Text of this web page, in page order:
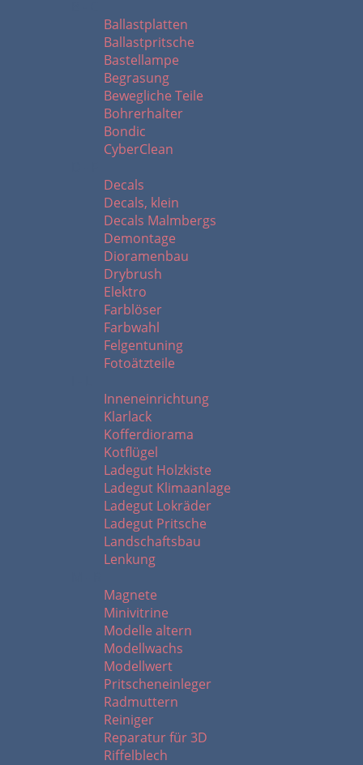
Ballastplatten
Ballastpritsche
Bastellampe
Begrasung
Bewegliche Teile
Bohrerhalter
Bondic
CyberClean
Decals
Decals, klein
Decals Malmbergs
Demontage
Dioramenbau
Drybrush
Elektro
Farblöser
Farbwahl
Felgentuning
Fotoätzteile
Inneneinrichtung
Klarlack
Kofferdiorama
Kotflügel
Ladegut Holzkiste
Ladegut Klimaanlage
Ladegut Lokräder
Ladegut Pritsche
Landschaftsbau
Lenkung
Magnete
Minivitrine
Modelle altern
Modellwachs
Modellwert
Pritscheneinleger
Radmuttern
Reiniger
Reparatur für 3D
Riffelblech